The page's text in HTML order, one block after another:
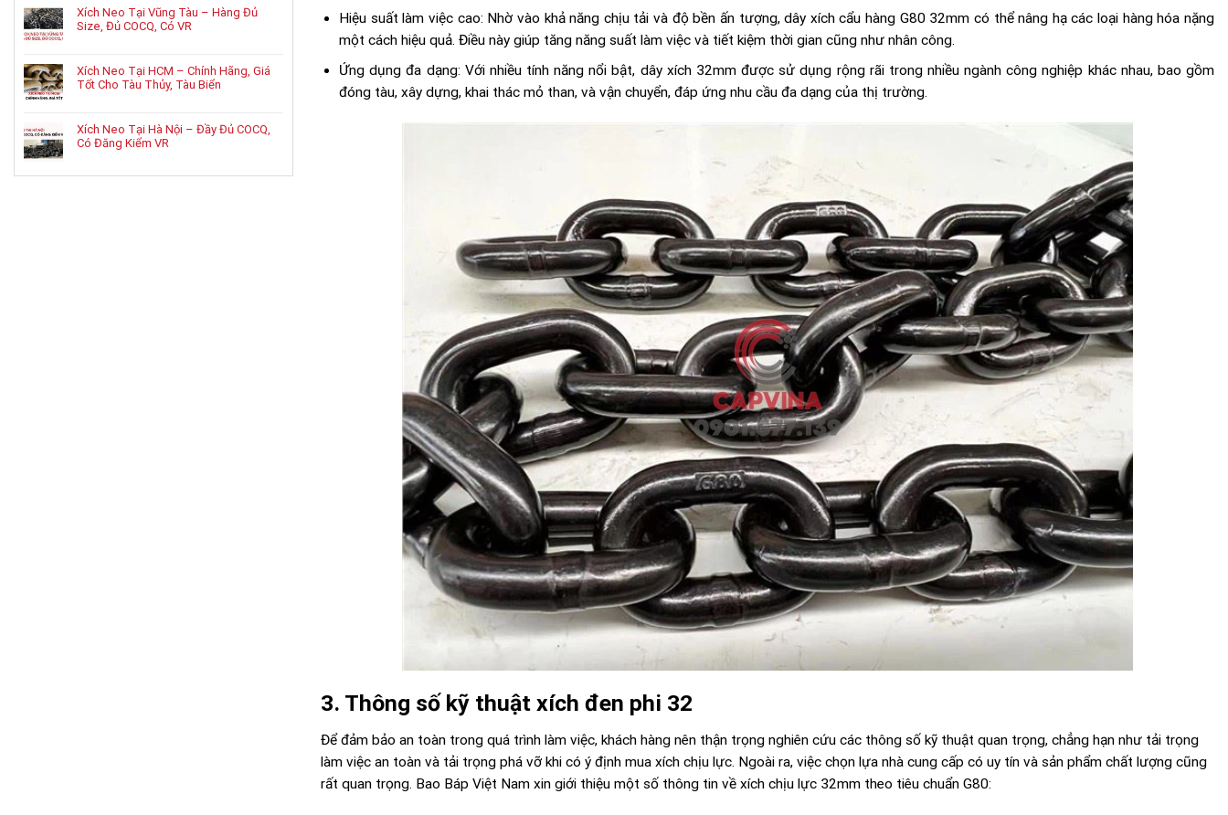
Xích Neo Tại Vũng Tàu – Hàng Đủ
Size, Đủ COCQ, Có VR
Xích Neo Tại HCM – Chính Hãng, Giá
Tốt Cho Tàu Thủy, Tàu Biển
Xích Neo Tại Hà Nội – Đầy Đủ COCQ,
Có Đăng Kiểm VR
Hiệu suất làm việc cao: Nhờ vào khả năng chịu tải và độ bền ấn tượng, dây xích cẩu hàng G80 32mm có thể nâng hạ các loại hàng hóa nặng
một cách hiệu quả. Điều này giúp tăng năng suất làm việc và tiết kiệm thời gian cũng như nhân công.
Ứng dụng đa dạng: Với nhiều tính năng nổi bật, dây xích 32mm được sử dụng rộng rãi trong nhiều ngành công nghiệp khác nhau, bao gồm
đóng tàu, xây dựng, khai thác mỏ than, và vận chuyển, đáp ứng nhu cầu đa dạng của thị trường.
3. Thông số kỹ thuật xích đen phi 32
Để đảm bảo an toàn trong quá trình làm việc, khách hàng nên thận trọng nghiên cứu các thông số kỹ thuật quan trọng, chẳng hạn như tải trọng
làm việc an toàn và tải trọng phá vỡ khi có ý định mua xích chịu lực. Ngoài ra, việc chọn lựa nhà cung cấp có uy tín và sản phẩm chất lượng cũng
rất quan trọng. Bao Báp Việt Nam xin giới thiệu một số thông tin về xích chịu lực 32mm theo tiêu chuẩn G80: